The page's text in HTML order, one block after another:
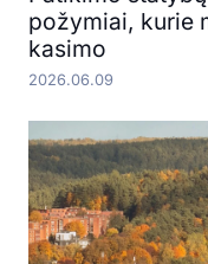
požymiai, kurie
kasimo
2026.06.09